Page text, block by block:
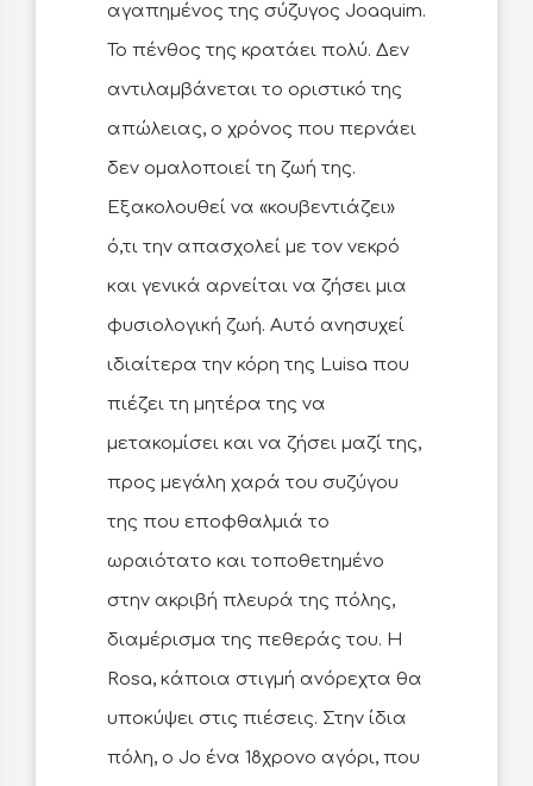
αγαπημένος της σύζυγος Joaquim.
Το πένθος της κρατάει πολύ. Δεν
αντιλαμβάνεται το οριστικό της
απώλειας, ο χρόνος που περνάει
δεν ομαλοποιεί τη ζωή της.
Εξακολουθεί να «κουβεντιάζει»
ό,τι την απασχολεί με τον νεκρό
και γενικά αρνείται να ζήσει μια
φυσιολογική ζωή. Αυτό ανησυχεί
ιδιαίτερα την κόρη της Luisa που
πιέζει τη μητέρα της να
μετακομίσει και να ζήσει μαζί της,
προς μεγάλη χαρά του συζύγου
της που εποφθαλμιά το
ωραιότατο και τοποθετημένο
στην ακριβή πλευρά της πόλης,
διαμέρισμα της πεθεράς του. Η
Rosa, κάποια στιγμή ανόρεχτα θα
υποκύψει στις πιέσεις. Στην ίδια
πόλη, ο Jo ένα 18χρονο αγόρι, που